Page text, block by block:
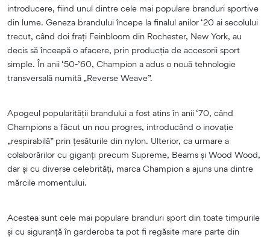
introducere, fiind unul dintre cele mai populare branduri sportive
din lume. Geneza brandului începe la finalul anilor ‘20 ai secolului
trecut, când doi frați Feinbloom din Rochester, New York, au
decis să înceapă o afacere, prin producția de accesorii sport
simple. În anii ‘50-’60, Champion a adus o nouă tehnologie
transversală numită „Reverse Weave”.
Apogeul popularității brandului a fost atins în anii ‘70, când
Champions a făcut un nou progres, introducând o inovație
„respirabilă” prin țesăturile din nylon. Ulterior, ca urmare a
colaborărilor cu giganți precum Supreme, Beams și Wood Wood,
dar și cu diverse celebrități, marca Champion a ajuns una dintre
mărcile momentului.
Acestea sunt cele mai populare branduri sport din toate timpurile
și cu siguranță în garderoba ta pot fi regăsite mare parte din